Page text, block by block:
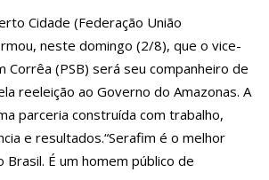
Cidade (Federação União
neste domingo (2/8), que o vice-
Corrêa (PSB) será seu companheiro de
reeleição ao Governo do Amazonas. A
parceria construída com trabalho,
e resultados.“Serafim é o melhor
É um homem público de